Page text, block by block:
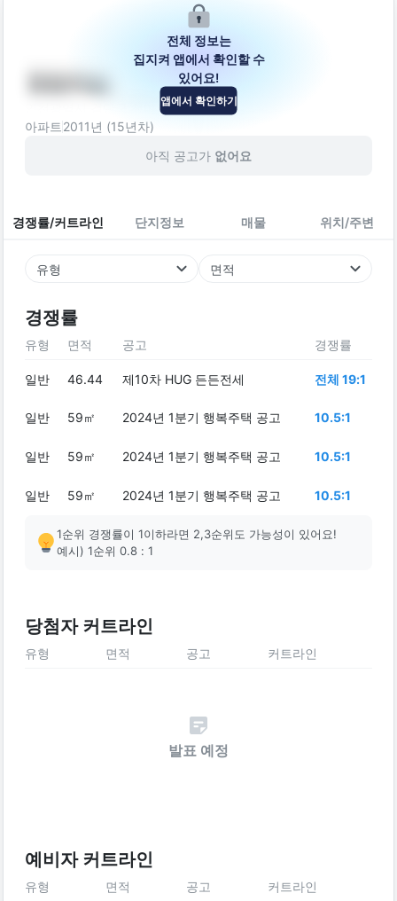
인천광역시 검단구 청마로 67-1
아파트 2011년 (15년차)
아직 공고가 없어요
경쟁률/커트라인 단지정보 매물 위치/주변
유형 면적
경쟁률
전체 정보는
집지켜 앱에서 확인할 수
있어요!
앱에서 확인하기
유형 면적 공고 경쟁률
일반 46.44 제10차 HUG 든든전세 전체 19:1
일반 59㎡ 2024년 1분기 행복주택 공고 10.5:1
일반 59㎡ 2024년 1분기 행복주택 공고 10.5:1
일반 59㎡ 2024년 1분기 행복주택 공고 10.5:1
1순위 경쟁률이 1이하라면 2,3순위도 가능성이 있어요!
예시) 1순위 0.8 : 1
당첨자 커트라인
유형 면적 공고 커트라인
발표 예정
예비자 커트라인
유형 면적 공고 커트라인